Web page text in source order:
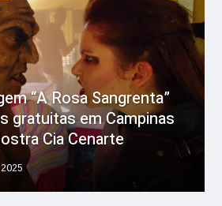
“A Rosa Sangrenta”
gratuitas em Campinas
Cia Cenarte